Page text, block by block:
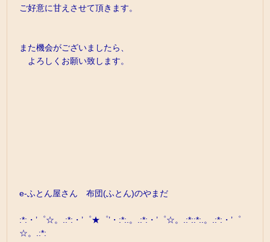
ご好意に甘えさせて頂きます。
また機会がございましたら、
よろしくお願い致します。
e-ふとん屋さん 布団(ふとん)のやまだ
:*:・’゜☆。.:*:・’゜★゜’・:*:.。.:*:・’゜☆。.:*::*:.。.:*:・’゜
☆。.:*: